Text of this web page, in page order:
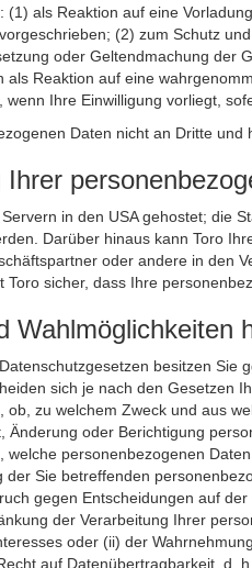
(1) als Reaktion auf eine
(2) zum Schutz
oder Geltend­machung der
als Reaktion auf eine
Ihre Einwilligung vorliegt,
Daten nicht an Dritte
in den USA gehostet; die
Darüber hinaus kann Toro
oder andere in den
Toro sicher, dass Ihre
Wahlmöglichkeiten
besitzen
sich je nach den Gesetzen
ob, zu welchem Zweck und aus
Änderung oder Berichtigung
welche personenbezogenen
der Sie betreffenden
gegen Entscheidungen auf
der Verarbeitung Ihrer
oder (ii) der
auf Datenübertragbarkeit, d.